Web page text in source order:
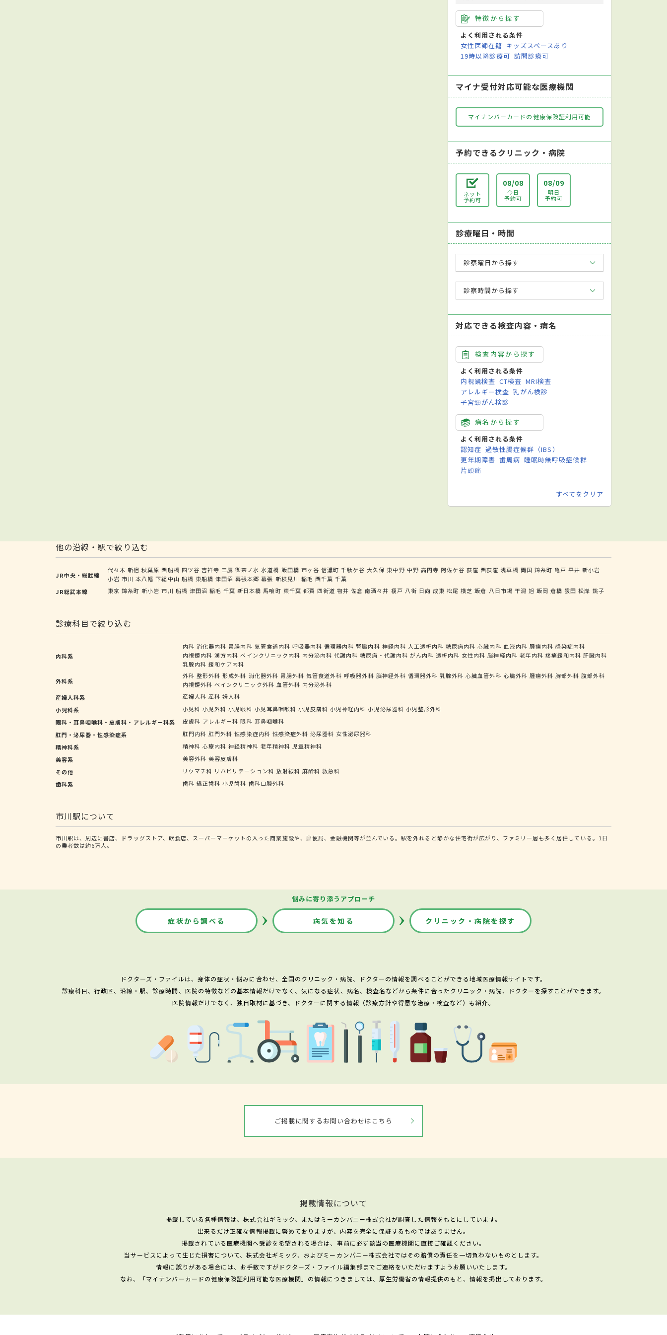
特徴から探す
よく利用される条件
女性医師在籍 キッズスペースあり
19時以降診療可 訪問診療可
マイナ受付対応可能な医療機関
マイナンバーカードの健康保険証利用可能
予約できるクリニック・病院
ネット
予約可
08/08
今日
予約可
08/09
明日
予約可
診療曜日・時間
診察曜日から探す
診察時間から探す
対応できる検査内容・病名
検査内容から探す
よく利用される条件
内視鏡検査 CT検査 MRI検査
アレルギー検査 乳がん検診
子宮頸がん検診
病名から探す
よく利用される条件
認知症 過敏性腸症候群（IBS）
更年期障害 歯周病 睡眠時無呼吸症候群
片頭痛
すべてをクリア
他の沿線・駅で絞り込む
JR中央・総武線
代々木 新宿 秋葉原 西船橋 四ツ谷 吉祥寺 三鷹 御茶ノ水 水道橋 飯田橋 市ヶ谷 信濃町 千駄ケ谷 大久保 東中野 中野 高円寺 阿佐ケ谷 荻窪 西荻窪 浅草橋 両国 錦糸町 亀戸 平井 新小岩
小岩 市川 本八幡 下総中山 船橋 東船橋 津田沼 幕張本郷 幕張 新検見川 稲毛 西千葉 千葉
JR総武本線
東京 錦糸町 新小岩 市川 船橋 津田沼 稲毛 千葉 新日本橋 馬喰町 東千葉 都賀 四街道 物井 佐倉 南酒々井 榎戸 八街 日向 成東 松尾 横芝 飯倉 八日市場 干潟 旭 飯岡 倉橋 猿田 松岸 銚子
診療科目で絞り込む
内科系
内科 消化器内科 胃腸内科 気管食道内科 呼吸器内科 循環器内科 腎臓内科 神経内科 人工透析内科 糖尿病内科 心臓内科 血液内科 腫瘍内科 感染症内科
内視鏡内科 漢方内科 ペインクリニック内科 内分泌内科 代謝内科 糖尿病・代謝内科 がん内科 透析内科 女性内科 脳神経内科 老年内科 疼痛緩和内科 肝臓内科
乳腺内科 緩和ケア内科
外科系
外科 整形外科 形成外科 消化器外科 胃腸外科 気管食道外科 呼吸器外科 脳神経外科 循環器外科 乳腺外科 心臓血管外科 心臓外科 腫瘍外科 胸部外科 腹部外科
内視鏡外科 ペインクリニック外科 血管外科 内分泌外科
産婦人科系
産婦人科 産科 婦人科
小児科系
小児科 小児外科 小児眼科 小児耳鼻咽喉科 小児皮膚科 小児神経内科 小児泌尿器科 小児整形外科
眼科・耳鼻咽喉科・皮膚科・アレルギー科系
皮膚科 アレルギー科 眼科 耳鼻咽喉科
肛門・泌尿器・性感染症系
肛門内科 肛門外科 性感染症内科 性感染症外科 泌尿器科 女性泌尿器科
精神科系
精神科 心療内科 神経精神科 老年精神科 児童精神科
美容系
美容外科 美容皮膚科
その他
リウマチ科 リハビリテーション科 放射線科 麻酔科 救急科
歯科系
歯科 矯正歯科 小児歯科 歯科口腔外科
市川駅について
市川駅は、周辺に書店、ドラッグストア、飲食店、スーパーマーケットの入った商業施設や、郵便局、金融機関等が並んでいる。駅を外れると静かな住宅街が広がり、ファミリー層も多く居住している。1日
の乗者数は約6万人。
悩みに寄り添うアプローチ
症状から調べる 病気を知る クリニック・病院を探す
ドクターズ・ファイルは、身体の症状・悩みに合わせ、全国のクリニック・病院、ドクターの情報を調べることができる地域医療情報サイトです。
診療科目、行政区、沿線・駅、診療時間、医院の特徴などの基本情報だけでなく、気になる症状、病名、検査名などから条件に合ったクリニック・病院、ドクターを探すことができます。
医院情報だけでなく、独自取材に基づき、ドクターに関する情報（診療方針や得意な治療・検査など）も紹介。
ご掲載に関するお問い合わせはこちら
掲載情報について
掲載している各種情報は、株式会社ギミック、またはミーカンパニー株式会社が調査した情報をもとにしています。
出来るだけ正確な情報掲載に努めておりますが、内容を完全に保証するものではありません。
掲載されている医療機関へ受診を希望される場合は、事前に必ず該当の医療機関に直接ご確認ください。
当サービスによって生じた損害について、株式会社ギミック、およびミーカンパニー株式会社ではその賠償の責任を一切負わないものとします。
情報に誤りがある場合には、お手数ですがドクターズ・ファイル編集部までご連絡をいただけますようお願いいたします。
なお、「マイナンバーカードの健康保険証利用可能な医療機関」の情報につきましては、厚生労働省の情報提供のもと、情報を掲出しております。